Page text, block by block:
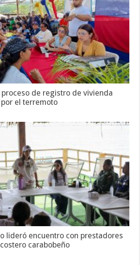
de registro de vivienda
el terremoto
lideró encuentro con prestadores
carabobeño